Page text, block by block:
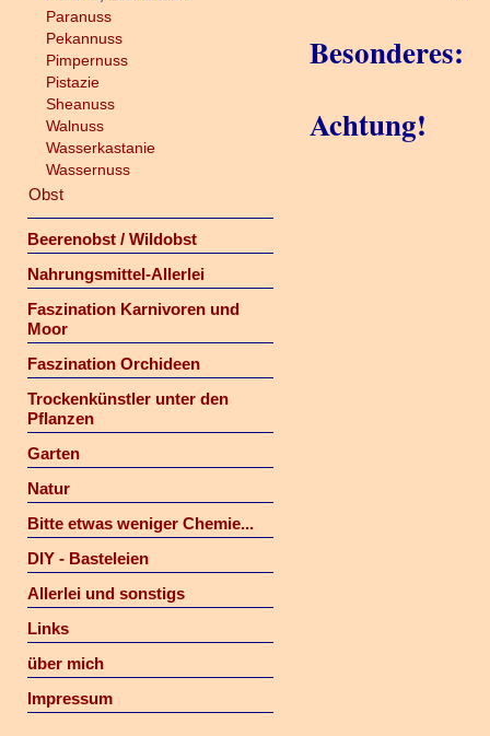
Paranuss
Pekannuss
Pimpernuss
Pistazie
Sheanuss
Walnuss
Wasserkastanie
Wassernuss
Obst
Beerenobst / Wildobst
Nahrungsmittel-Allerlei
Faszination Karnivoren und
Moor
Faszination Orchideen
Trockenkünstler unter den
Pflanzen
Garten
Natur
Bitte etwas weniger Chemie...
DIY - Basteleien
Allerlei und sonstigs
Links
über mich
Impressum
Besonderes:
Achtung!